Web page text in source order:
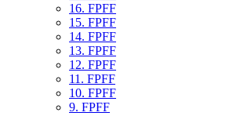
16. FPFF
15. FPFF
14. FPFF
13. FPFF
12. FPFF
11. FPFF
10. FPFF
9. FPFF